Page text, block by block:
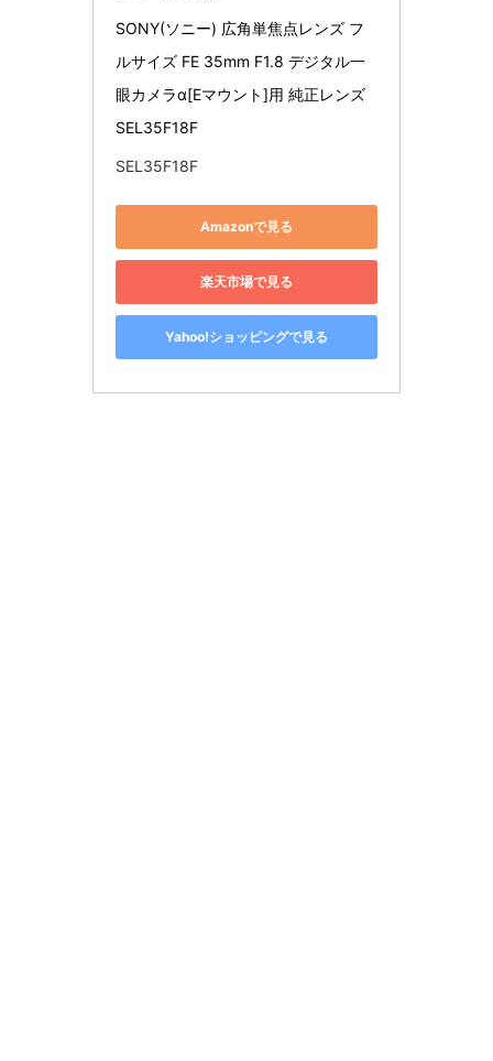
SONY(ソニー) 広角単焦点レンズ フ
ルサイズ FE 35mm F1.8 デジタル一
眼カメラα[Eマウント]用 純正レンズ
SEL35F18F
SEL35F18F
Amazonで見る
楽天市場で見る
Yahoo!ショッピングで見る